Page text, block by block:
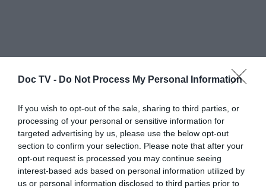
Doc TV - Do Not Process My Personal Information
If you wish to opt-out of the sale, sharing to third parties, or
processing of your personal or sensitive information for
targeted advertising by us, please use the below opt-out
section to confirm your selection. Please note that after your
opt-out request is processed you may continue seeing
interest-based ads based on personal information utilized by
us or personal information disclosed to third parties prior to
ιστοσελίδωνNicholas Rougeuxδημιούργησαν
το κολάζ χρησιμοποιώντας τις εικόνες του
Sowerby. Στον ιστότοπο, οι χρήστες
μπορούν να κάνουν μεγέθυνση για να
ελέγξουν κάθε ορυκτό και να δουν μια